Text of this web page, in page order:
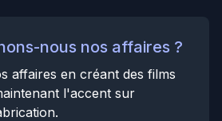
nous nos affaires ?
affaires en créant des films
l'accent sur